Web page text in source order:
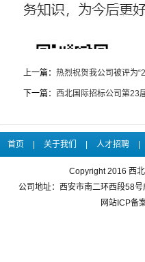
上一篇： 热烈祝贺我公司被评为
下一篇： 西北国际招标公司第23
首页 关于我们 人才招聘
Copyright 2016 西
公司地址：西安市南二环西段58
网站ICP备